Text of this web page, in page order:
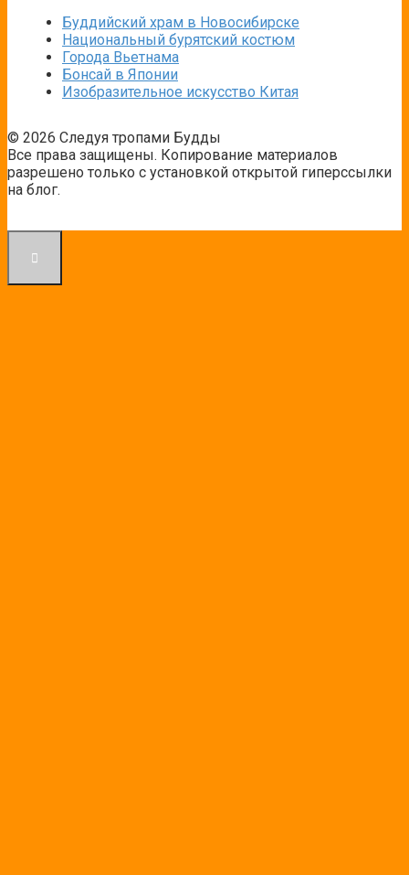
Буддийский храм в Новосибирске
Национальный бурятский костюм
Города Вьетнама
Бонсай в Японии
Изобразительное искусство Китая
© 2026 Следуя тропами Будды
Все права защищены. Копирование материалов
разрешено только с установкой открытой гиперссылки
на блог.